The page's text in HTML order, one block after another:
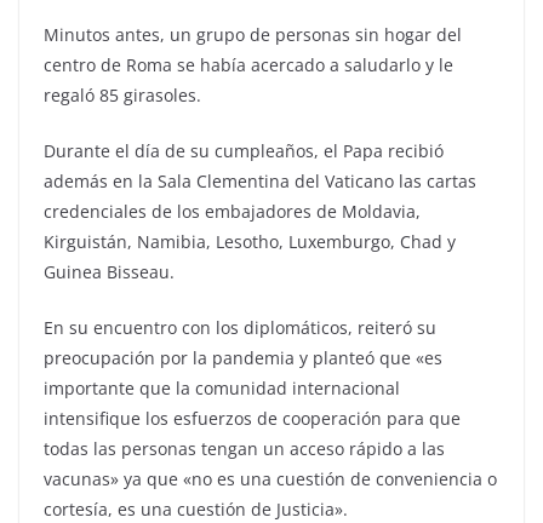
Minutos antes, un grupo de personas sin hogar del
centro de Roma se había acercado a saludarlo y le
regaló 85 girasoles.
Durante el día de su cumpleaños, el Papa recibió
además en la Sala Clementina del Vaticano las cartas
credenciales de los embajadores de Moldavia,
Kirguistán, Namibia, Lesotho, Luxemburgo, Chad y
Guinea Bisseau.
En su encuentro con los diplomáticos, reiteró su
preocupación por la pandemia y planteó que «es
importante que la comunidad internacional
intensifique los esfuerzos de cooperación para que
todas las personas tengan un acceso rápido a las
vacunas» ya que «no es una cuestión de conveniencia o
cortesía, es una cuestión de Justicia».